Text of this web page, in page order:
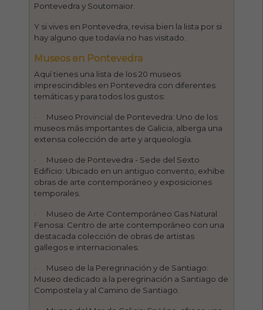
Pontevedra y Soutomaior.
Y si vives en Pontevedra, revisa bien la lista por si
hay alguno que todavía no has visitado.
Museos en Pontevedra
Aquí tienes una lista de los 20 museos
imprescindibles en Pontevedra con diferentes
temáticas y para todos los gustos:
· Museo Provincial de Pontevedra: Uno de los
museos más importantes de Galicia, alberga una
extensa colección de arte y arqueología.
· Museo de Pontevedra - Sede del Sexto
Edificio: Ubicado en un antiguo convento, exhibe
obras de arte contemporáneo y exposiciones
temporales.
· Museo de Arte Contemporáneo Gas Natural
Fenosa: Centro de arte contemporáneo con una
destacada colección de obras de artistas
gallegos e internacionales.
· Museo de la Peregrinación y de Santiago:
Museo dedicado a la peregrinación a Santiago de
Compostela y al Camino de Santiago.